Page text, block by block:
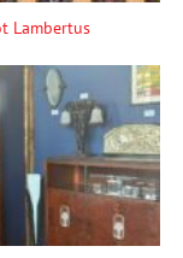
Lambertus